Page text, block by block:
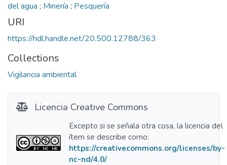
del agua ; Minería ; Pesquería
URI
https://hdl.handle.net/20.500.12788/363
Collections
Vigilancia ambiental
Licencia Creative Commons
Excepto si se señala otra cosa, la licencia del
ítem se describe como:
https://creativecommons.org/licenses/by-
nc-nd/4.0/